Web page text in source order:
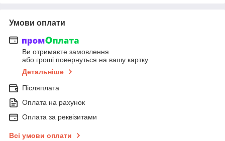
Умови оплати
Ви отримаєте замовлення
або гроші повернуться на вашу картку
Детальніше
Післяплата
Оплата на рахунок
Оплата за реквізитами
Всі умови оплати